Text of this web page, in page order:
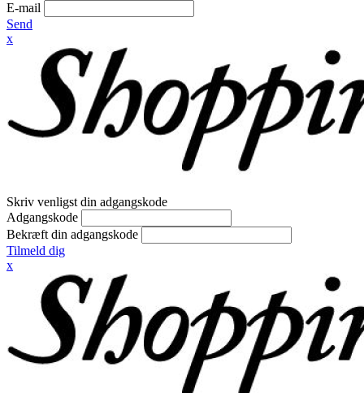
E-mail
Send
x
Skriv venligst din adgangskode
Adgangskode
Bekræft din adgangskode
Tilmeld dig
x